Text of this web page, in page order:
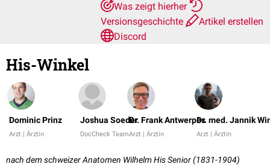
Was zeigt hierher
Versionsgeschichte
Artikel erstellen
Discord
His-Winkel
Dominic Prinz
Arzt | Ärztin
Joshua Soeder
DocCheck Team
Dr. Frank Antwerpes
Arzt | Ärztin
Dr. med. Jannik
Arzt | Ärztin
nach dem schweizer Anatomen Wilhelm His Senior (1831-1904)